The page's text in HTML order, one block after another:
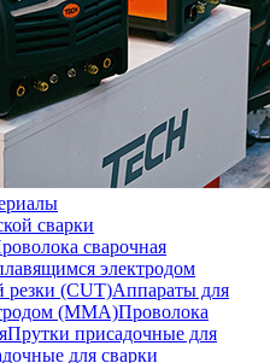
сварки
сварочная
электродом
резки (CUT)Аппараты для
(MMA)Проволока
Прутки присадочные для
для сварки